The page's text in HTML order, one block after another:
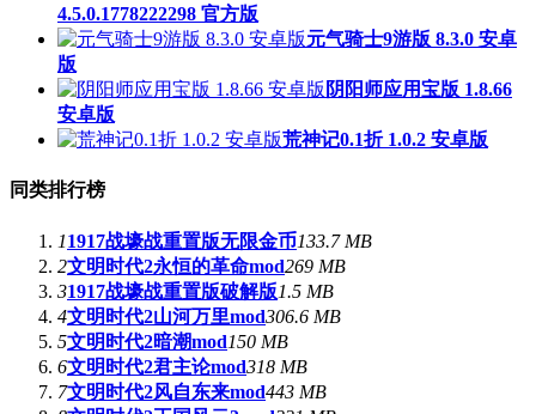
4.5.0.1778222298 官方版
元气骑士9游版 8.3.0 安卓
版
阴阳师应用宝版 1.8.66
安卓版
荒神记0.1折 1.0.2 安卓版
同类排行榜
11917战壕战重置版无限金币133.7 MB
2文明时代2永恒的革命mod269 MB
31917战壕战重置版破解版1.5 MB
4文明时代2山河万里mod306.6 MB
5文明时代2暗潮mod150 MB
6文明时代2君主论mod318 MB
7文明时代2风自东来mod443 MB